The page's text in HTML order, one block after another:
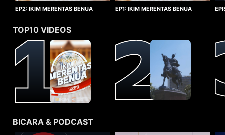
EP2: IKIM MERENTAS BENUA
EP1: IKIM MERENTAS BENUA
TOP10 VIDEOS
BICARA & PODCAST